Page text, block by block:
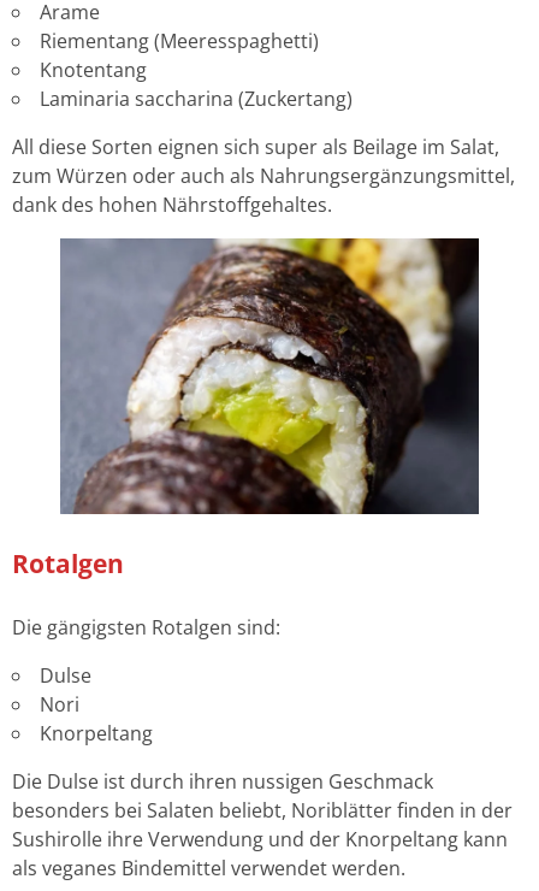
Arame
Riementang (Meeresspaghetti)
Knotentang
Laminaria saccharina (Zuckertang)
All diese Sorten eignen sich super als Beilage im Salat,
zum Würzen oder auch als Nahrungsergänzungsmittel,
dank des hohen Nährstoffgehaltes.
Rotalgen
Die gängigsten Rotalgen sind:
Dulse
Nori
Knorpeltang
Die Dulse ist durch ihren nussigen Geschmack
besonders bei Salaten beliebt, Noriblätter finden in der
Sushirolle ihre Verwendung und der Knorpeltang kann
als veganes Bindemittel verwendet werden.